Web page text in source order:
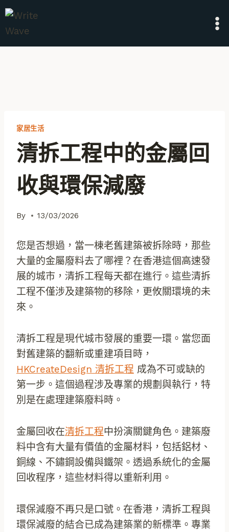
Skip
content
家居生活
清拆工程中的金屬回
收與環保減廢
By 13/03/2026
您是否想過，當一棟老舊建築被拆除時，那些
大量的金屬廢料去了哪裡？在香港這個高速發
展的城市，清拆工程每天都在進行。這些清拆
工程不僅涉及建築物的移除，更攸關環境的未
來。
清拆工程是現代城市發展的重要一環。當您面
對舊建築的翻新或重建項目時，
HKCreateDesign 清拆工程 成為不可或缺的
第一步。這個過程涉及專業的規劃與執行，特
別是在處理建築廢料時。
金屬回收在清拆工程中扮演關鍵角色。建築廢
料中含有大量有價值的金屬材料，包括鋁材、
銅線、不鏽鋼設備與鐵架。透過系統化的金屬
回收程序，這些材料得以重新利用。
環保減廢不再只是口號。在香港，清拆工程與
環保減廢的結合已成為建築業的新標準。專業